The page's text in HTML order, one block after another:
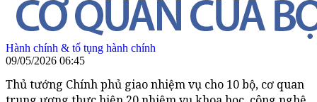
Hành chính & tố tụng hành chính
09/05/2026 06:45
Thủ tướng Chính phủ giao nhiệm vụ cho 10 bộ, cơ quan